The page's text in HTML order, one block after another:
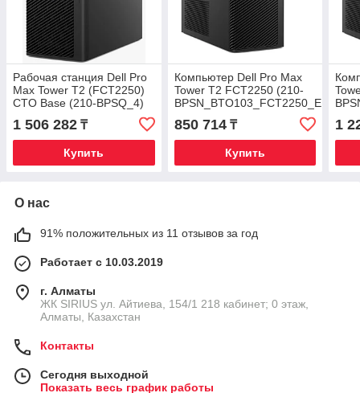
Рабочая станция Dell Pro
Max Tower T2 (FCT2250)
CTO Base (210-BPSQ_4)
1 506 282 ₸
Купить
Компьютер Dell Pro Max
Tower T2 FCT2250 (210-
BPSN_BTO103_FCT2250_EMEA)
850 714₸
Купить
1
О нас
91% положительных из 11 отзывов за год
Работает с 10.03.2019
г. Алматы
​ЖК SIRIUS​ ул. Айтиева, 154/1​ 218 кабинет; 0 этаж,
Алматы, Казахстан
Контакты
Сегодня выходной
Показать весь график работы